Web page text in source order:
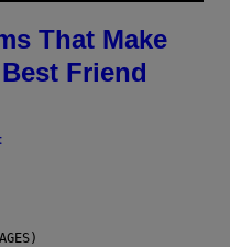
That Make
Friend